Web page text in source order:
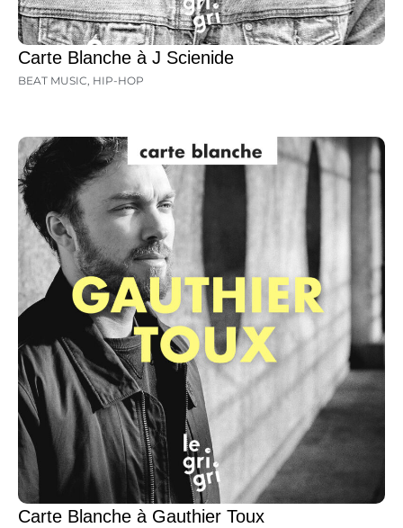
Carte Blanche à J Scienide
BEAT MUSIC, HIP-HOP
Carte Blanche à Gauthier Toux